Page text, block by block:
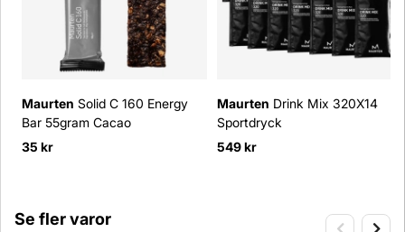
Maurten Solid C 160 Energy
Bar 55gram Cacao
35 kr
Maurten Drink Mix 320X14
Sportdryck
549 kr
Se fler varor